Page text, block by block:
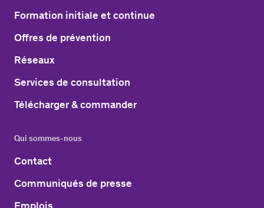
Formation initiale et continue
Offres de prévention
Réseaux
Services de consultation
Télécharger & commander
Qui sommes-nous
Contact
Communiqués de presse